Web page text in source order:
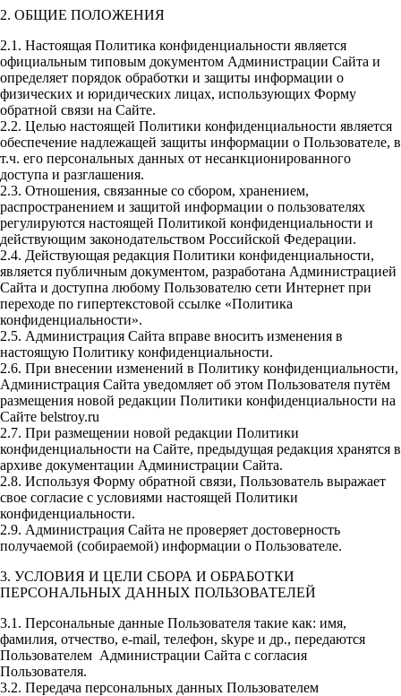
2. ОБЩИЕ ПОЛОЖЕНИЯ
2.1. Настоящая Политика конфиденциальности является
официальным типовым документом Администрации Сайта и
определяет порядок обработки и защиты информации о
физических и юридических лицах, использующих Форму
обратной связи на Сайте.
2.2. Целью настоящей Политики конфиденциальности является
обеспечение надлежащей защиты информации о Пользователе, в
т.ч. его персональных данных от несанкционированного
доступа и разглашения.
2.3. Отношения, связанные со сбором, хранением,
распространением и защитой информации о пользователях
регулируются настоящей Политикой конфиденциальности и
действующим законодательством Российской Федерации.
2.4. Действующая редакция Политики конфиденциальности,
является публичным документом, разработана Администрацией
Сайта и доступна любому Пользователю сети Интернет при
переходе по гипертекстовой ссылке «Политика
конфиденциальности».
2.5. Администрация Сайта вправе вносить изменения в
настоящую Политику конфиденциальности.
2.6. При внесении изменений в Политику конфиденциальности,
Администрация Сайта уведомляет об этом Пользователя путём
размещения новой редакции Политики конфиденциальности на
Сайте belstroy.ru
2.7. При размещении новой редакции Политики
конфиденциальности на Сайте, предыдущая редакция хранятся в
архиве документации Администрации Сайта.
2.8. Используя Форму обратной связи, Пользователь выражает
свое согласие с условиями настоящей Политики
конфиденциальности.
2.9. Администрация Сайта не проверяет достоверность
получаемой (собираемой) информации о Пользователе.
3. УСЛОВИЯ И ЦЕЛИ СБОРА И ОБРАБОТКИ
ПЕРСОНАЛЬНЫХ ДАННЫХ ПОЛЬЗОВАТЕЛЕЙ
3.1. Персональные данные Пользователя такие как: имя,
фамилия, отчество, e-mail, телефон, skype и др., передаются
Пользователем Администрации Сайта с согласия
Пользователя.
3.2. Передача персональных данных Пользователем